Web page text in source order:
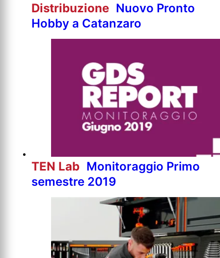
Distribuzione Nuovo Pronto
Hobby a Catanzaro
TEN Lab Monitoraggio Primo
semestre 2019